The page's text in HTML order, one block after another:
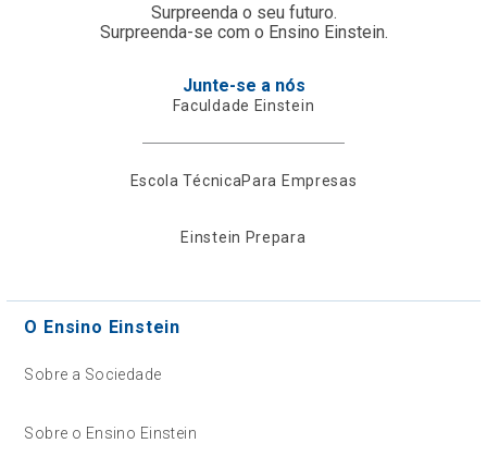
Surpreenda o seu futuro.
Surpreenda-se com o Ensino Einstein.
Junte-se a nós
Faculdade Einstein
Escola TécnicaPara Empresas
Einstein Prepara
O Ensino Einstein
Sobre a Sociedade
Sobre o Ensino Einstein